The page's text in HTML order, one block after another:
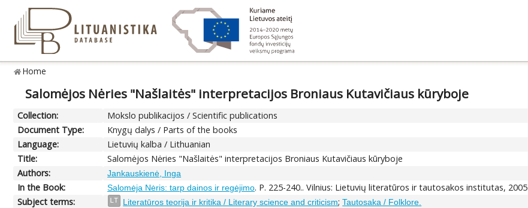
Home
Salomėjos Nėries "Našlaitės" interpretacijos Broniaus Kutavičiaus kūryboje
Collection:
Mokslo publikacijos / Scientific publications
Document Type:
Knygų dalys / Parts of the books
Language:
Lietuvių kalba / Lithuanian
Title:
Salomėjos Nėries "Našlaitės" interpretacijos Broniaus Kutavičiaus kūryboje
Authors:
Jankauskienė, Inga
In the Book: Salomėja Nėris: tarp dainos ir regėjimo. P. 225-240.. Vilnius: Lietuvių literatūros ir tautosakos institutas, 2005
Subject terms:
LT Literatūros teorija ir kritika / Literary science and criticism;Tautosaka / Folklore.